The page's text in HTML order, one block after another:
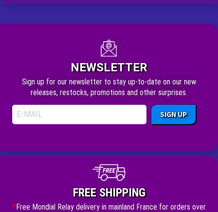
NEWSLETTER
Sign up for our newsletter to stay up-to-date on our new
releases, restocks, promotions and other surprises.
SIGN UP
FREE SHIPPING
*Free Mondial Relay delivery in mainland France for orders over